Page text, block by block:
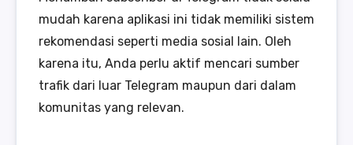
mudah karena aplikasi ini tidak memiliki sistem
rekomendasi seperti media sosial lain. Oleh
karena itu, Anda perlu aktif mencari sumber
trafik dari luar Telegram maupun dari dalam
komunitas yang relevan.